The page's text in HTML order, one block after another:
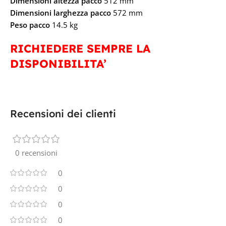
Dimensioni larghezza pacco 572 mm
Peso pacco 14.5 kg
RICHIEDERE SEMPRE LA
DISPONIBILITA’
Recensioni dei clienti
0 recensioni
0
0
0
0